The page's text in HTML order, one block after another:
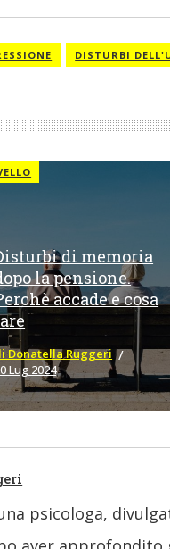
DISTURBI
di memoria
la pensione.
accade e cosa
Donatella Ruggeri
Lug 2024
psicologa,